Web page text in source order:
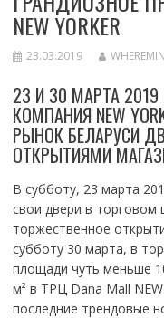
NEW YORKER
23.03.2019
23 И 30 МАРТА
КОМПАНИЯ NEW
РЫНОК БЕЛАРУСИ
ОТКРЫТИЯМИ
В субботу, 23 марта
свои двери в торговом
торжественное
субботу 30 марта, в
площади чуть меньше
м² в ТРЦ Dana Mall
последние трендовые